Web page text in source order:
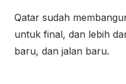
Qatar sudah
untuk final, dan lebih
baru, dan jalan baru.